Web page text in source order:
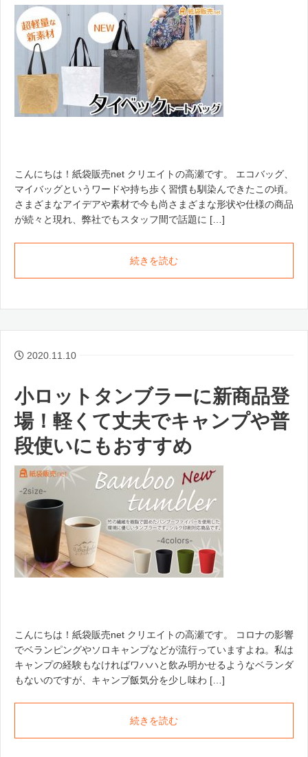
こんにちは！紙袋販売net クリエイトの高瀬です。 エコバッグ、
マイバッグというワードや持ち歩く習慣も馴染んできたこの頃。
さまざまなアイデアや素材で今も尚さまざまな形状や仕様の商品
が続々と現れ、弊社でもスタッフ間で話題に […]
続きを読む
2020.11.10
小ロットタンブラーに新商品登
場！軽くて丈夫でキャンプや普
段使いにもおすすめ
こんにちは！紙袋販売net クリエイトの高瀬です。 コロナの影響
でベランピングやソロキャンプなどが流行っていますよね。私は
キャンプの経験もなければワハハと飲み明かせるようなベランダ
もないのですが、キャンプ飯気分を少し味わ […]
続きを読む